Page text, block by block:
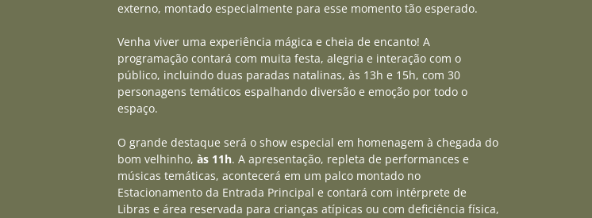
externo, montado especialmente para esse momento tão esperado.
Venha viver uma experiência mágica e cheia de encanto! A
programação contará com muita festa, alegria e interação com o
público, incluindo duas paradas natalinas, às 13h e 15h, com 30
personagens temáticos espalhando diversão e emoção por todo o
espaço.
O grande destaque será o show especial em homenagem à chegada do
bom velhinho, às 11h. A apresentação, repleta de performances e
músicas temáticas, acontecerá em um palco montado no
Estacionamento da Entrada Principal e contará com intérprete de
Libras e área reservada para crianças atípicas ou com deficiência física,